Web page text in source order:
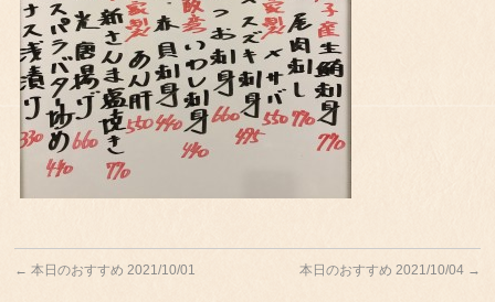
← 本日のおすすめ 2021/10/01 本日のおすすめ 2021/10/04 →